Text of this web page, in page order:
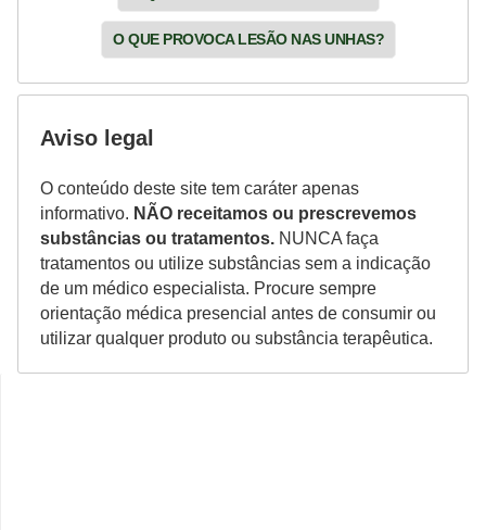
O QUE PROVOCA LESÃO NAS UNHAS?
Aviso legal
O conteúdo deste site tem caráter apenas
informativo. NÃO receitamos ou prescrevemos
substâncias ou tratamentos. NUNCA faça
tratamentos ou utilize substâncias sem a indicação
de um médico especialista. Procure sempre
orientação médica presencial antes de consumir ou
utilizar qualquer produto ou substância terapêutica.